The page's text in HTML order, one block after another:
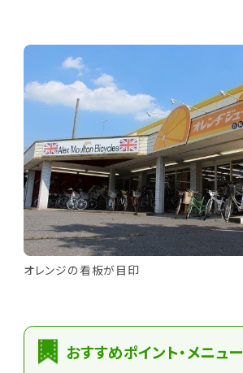
オレンジの看板が目印
おすすめポイント・メニュー